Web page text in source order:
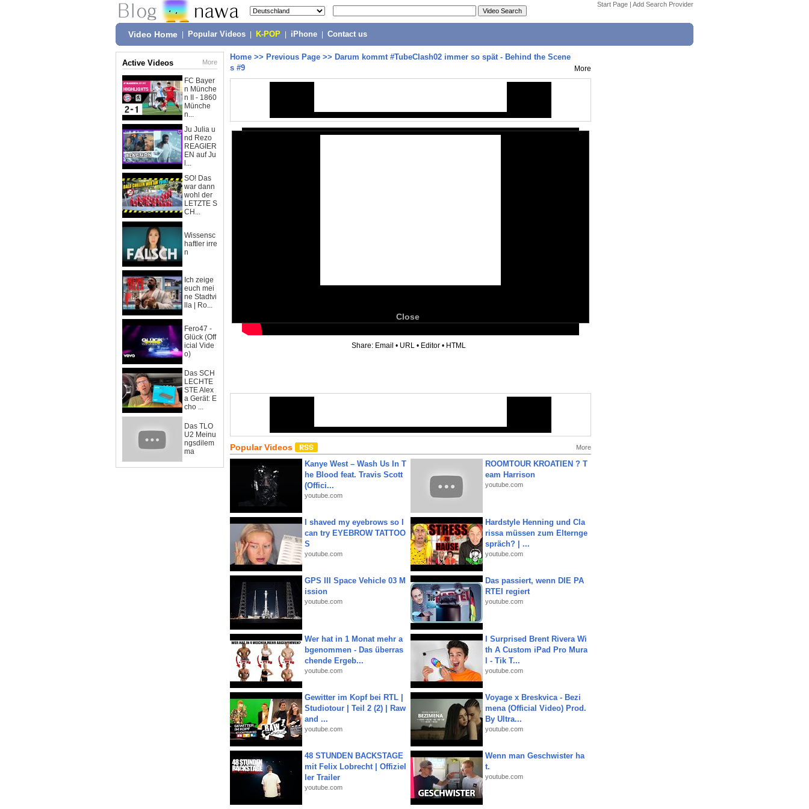
Start Page | Add Search Provider
Video Home Popular Videos K-POP iPhone Contact us
Active Videos More
FC Bayer
n Münche
n II - 1860
Münche
n...
Ju Julia u
nd Rezo
REAGIER
EN auf Ju
l...
SO! Das
war dann
wohl der
LETZTE S
CH...
Wissensc
haftler irre
n
Ich zeige
euch mei
ne Stadtvi
lla | Ro...
Fero47 -
Glück (Off
icial Vide
o)
Das SCH
LECHTE
STE Alex
a Gerät: E
cho ...
Das TLO
U2 Meinu
ngsdilem
ma
Home >> Previous Page >> Darum kommt #TubeClash02 immer so spät - Behind the Scene
s #9
More
Close
Share: Email • URL • Editor • HTML
Popular Videos More
Kanye West – Wash Us In T
he Blood feat. Travis Scott
(Offici...
youtube.com
ROOMTOUR KROATIEN ? T
eam Harrison
youtube.com
I shaved my eyebrows so I
can try EYEBROW TATTOO
S
youtube.com
Hardstyle Henning und Cla
rissa müssen zum Elternge
spräch? | ...
youtube.com
GPS III Space Vehicle 03 M
ission
youtube.com
Das passiert, wenn DIE PA
RTEI regiert
youtube.com
Wer hat in 1 Monat mehr a
bgenommen - Das überras
chende Ergeb...
youtube.com
I Surprised Brent Rivera Wi
th A Custom iPad Pro Mura
l - Tik T...
youtube.com
Gewitter im Kopf bei RTL |
Studiotour | Teil 2 (2) | Raw
and ...
youtube.com
Voyage x Breskvica - Bezi
mena (Official Video) Prod.
By Ultra...
youtube.com
48 STUNDEN BACKSTAGE
mit Felix Lobrecht | Offiziel
ler Trailer
youtube.com
Wenn man Geschwister ha
t.
youtube.com